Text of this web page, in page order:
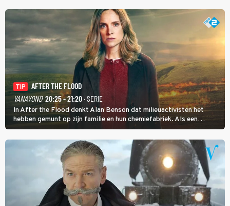
TIP
AFTER THE FLOOD
VANAVOND 20:25 - 21:20· SERIE
In After the Flood denkt Alan Benson dat milieuactivisten het
hebben gemunt op zijn familie en hun chemiefabriek. Als een
brandende boodschap in het veen de boel op scherp zet, besluit
Jo Marshall de jonge Finn Allen aan de tand te voelen.